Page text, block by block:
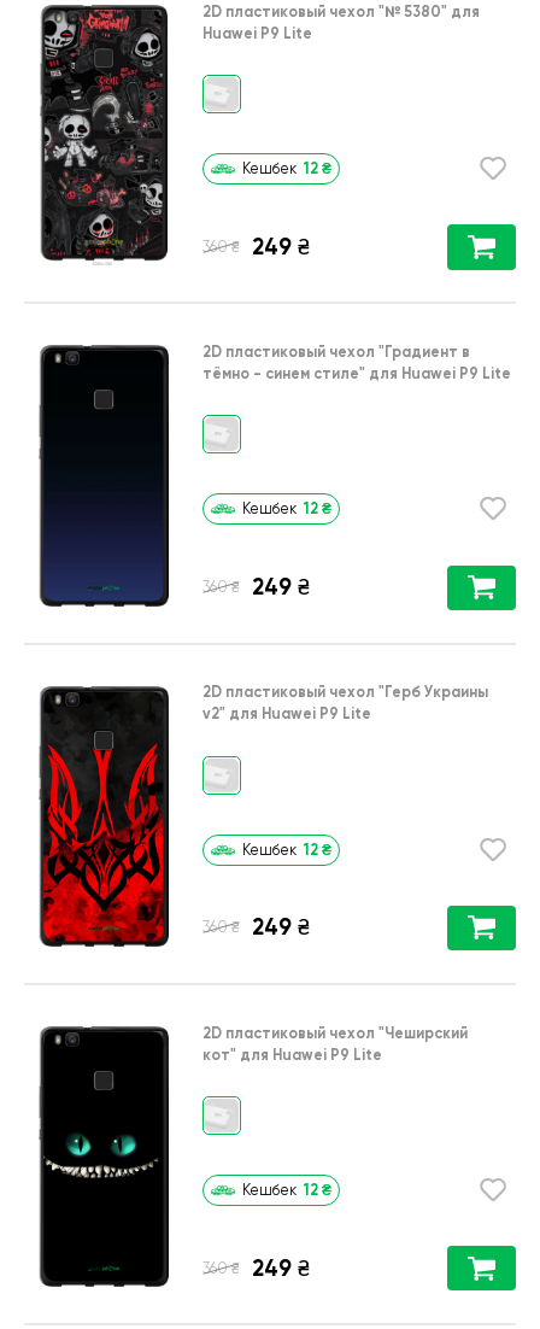
2D пластиковый чехол "№ 5380" для
Huawei P9 Lite
Кешбек 12 ₴
360 ₴ 249 ₴
2D пластиковый чехол "Градиент в
тёмно - синем стиле" для Huawei P9 Lite
Кешбек 12 ₴
360 ₴ 249 ₴
2D пластиковый чехол "Герб Украины
v2" для Huawei P9 Lite
Кешбек 12 ₴
360 ₴ 249 ₴
2D пластиковый чехол "Чеширский
кот" для Huawei P9 Lite
Кешбек 12 ₴
360 ₴ 249 ₴